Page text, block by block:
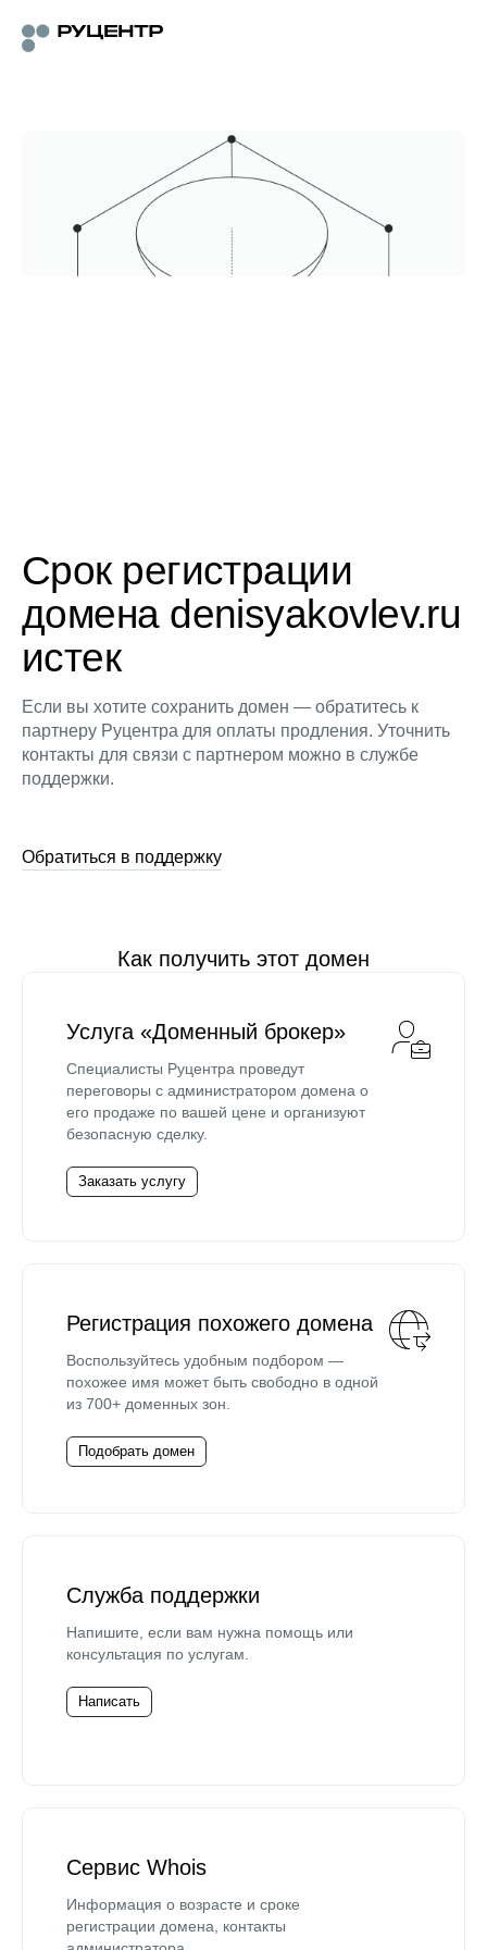
Срок регистрации
домена denisyakovlev.ru
истек
Если вы хотите сохранить домен — обратитесь к
партнеру Руцентра для оплаты продления. Уточнить
контакты для связи с партнером можно в службе
поддержки.
Обратиться в поддержку
Как получить этот домен
Услуга «Доменный брокер»
Специалисты Руцентра проведут
переговоры с администратором домена о
его продаже по вашей цене и организуют
безопасную сделку.
Заказать услугу
Регистрация похожего домена
Воспользуйтесь удобным подбором —
похожее имя может быть свободно в одной
из 700+ доменных зон.
Подобрать домен
Служба поддержки
Напишите, если вам нужна помощь или
консультация по услугам.
Написать
Сервис Whois
Информация о возрасте и сроке
регистрации домена, контакты